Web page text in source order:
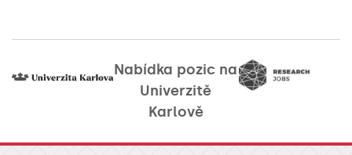
Nabídka pozic na
Univerzitě
Karlově